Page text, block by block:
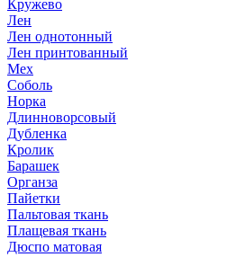
Кружево
Лен
Лен однотонный
Лен принтованный
Мех
Соболь
Норка
Длинноворсовый
Дубленка
Кролик
Барашек
Органза
Пайетки
Пальтовая ткань
Плащевая ткань
Дюспо матовая